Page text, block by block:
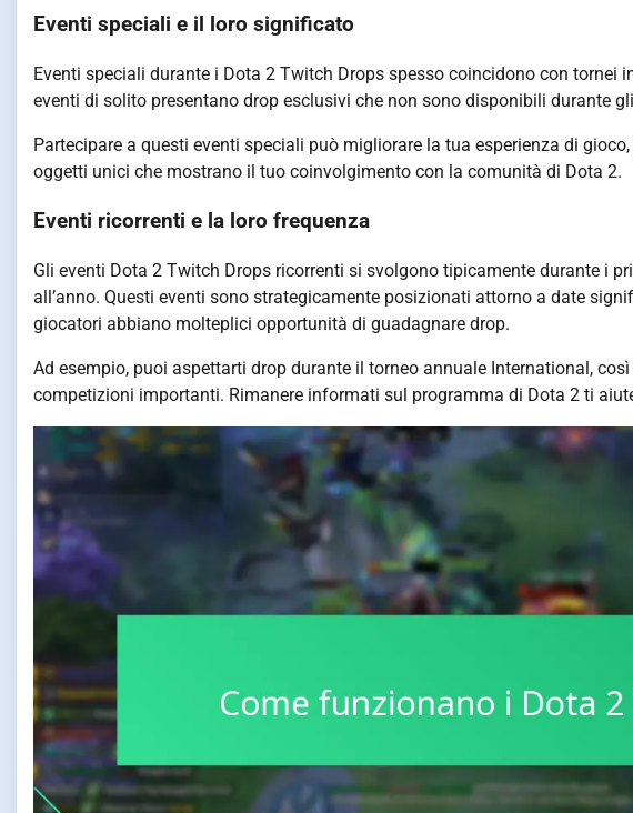
Eventi speciali e il loro significato
Eventi speciali durante i Dota 2 Twitch Drops spesso coincidono con tornei
eventi di solito presentano drop esclusivi che non sono disponibili durante
Partecipare a questi eventi speciali può migliorare la tua esperienza di
oggetti unici che mostrano il tuo coinvolgimento con la comunità di Dota 2.
Eventi ricorrenti e la loro frequenza
Gli eventi Dota 2 Twitch Drops ricorrenti si svolgono tipicamente durante i
all’anno. Questi eventi sono strategicamente posizionati attorno a date
giocatori abbiano molteplici opportunità di guadagnare drop.
Ad esempio, puoi aspettarti drop durante il torneo annuale International,
competizioni importanti. Rimanere informati sul programma di Dota 2 ti